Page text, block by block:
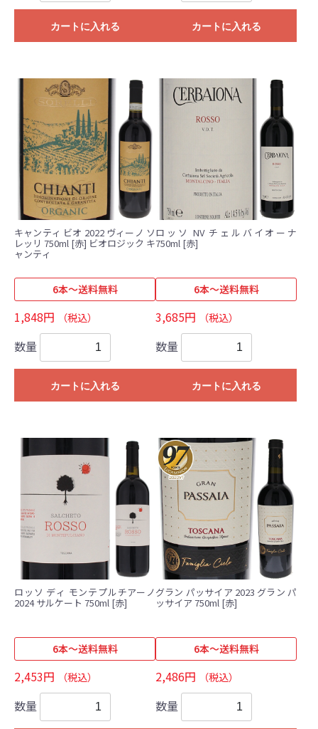
カートに入れる カートに入れる
キャンティ ビオ 2022 ヴィーノ ソ
レッリ 750ml [赤] ビオロジック キ
ャンティ
6本～送料無料
1,848円 （税込）
数量
カートに入れる
ロッソ NV チェルバイオーナ
750ml [赤]
6本～送料無料
3,685円 （税込）
数量
カートに入れる
ロッソ ディ モンテプルチアーノ
2024 サルケート 750ml [赤]
6本～送料無料
2,453円 （税込）
数量
グラン パッサイア 2023 グラン パ
ッサイア 750ml [赤]
6本～送料無料
2,486円 （税込）
数量